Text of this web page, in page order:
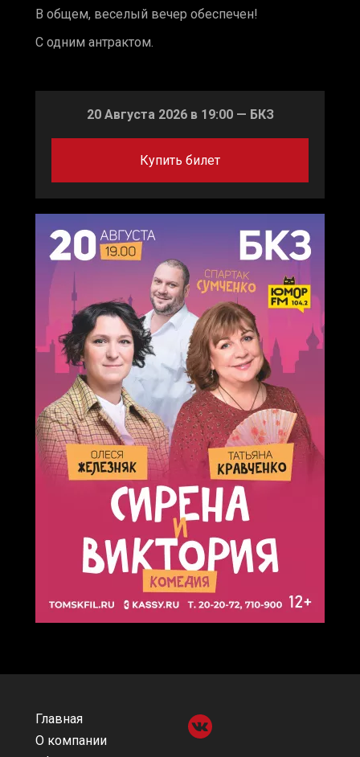
В общем, веселый вечер обеспечен!
С одним антрактом.
20 Августа 2026 в 19:00 — БКЗ
Купить билет
Главная
О компании